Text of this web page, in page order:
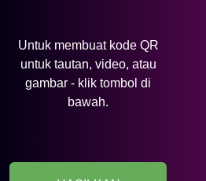
Untuk membuat kode QR
untuk tautan, video, atau
gambar - klik tombol di
bawah.